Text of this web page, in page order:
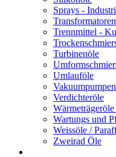
Sprays -
Trennmittel -
Turbinenöle
Umlauföle
Verdichteröle
Wartungs und
Weissöle /
Zweirad Öle